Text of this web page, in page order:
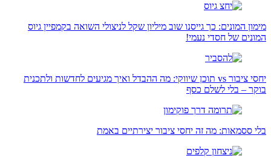
מימון המונים: כך גייסנו שוב מיליון שקל לניצולי השואה בקמפיין גיוס
המונים של חסדי נעמי!
יחסי ציבור vs תוכן שיווקי: מה ההבדל ואיך מגיעים לחדשות ולתכנית
בוקר – בלי לשלם כסף
בלי ססמאות: מה זה יחסי ציבור יצירתיים באמת